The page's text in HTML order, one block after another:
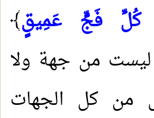
كُلِّ فَجٍّ عَمِيقٍ﴾
من جهة ولا
من كل الجهات